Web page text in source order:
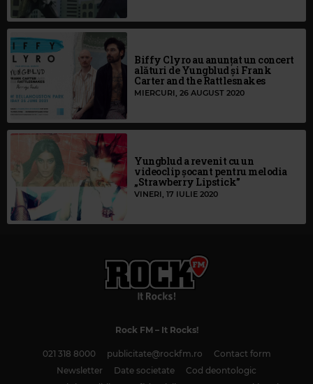
Biffy Clyro au anunțat un concert
alături de Yungblud și Frank
Carter and the Rattlesnakes
MIERCURI, 26 AUGUST 2020
Yungblud a revenit cu un
videoclip șocant pentru melodia
„Strawberry Lipstick”
VINERI, 17 IULIE 2020
Rock FM– It Rocks!
021 318 8000 publicitate@rockfm.ro
Contact form
Newsletter
Date societate
Cod deontologic